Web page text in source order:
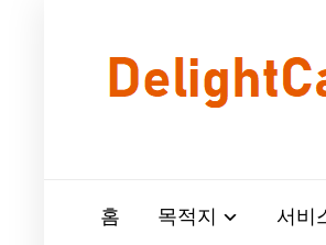
홈 목적지 서비